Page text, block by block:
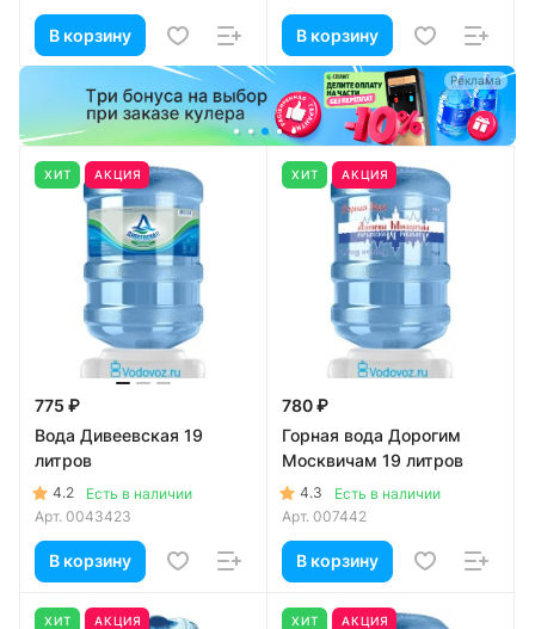
В корзину
Реклама
В корзину
ХИТ АКЦИЯ
775 ₽
Вода Дивеевская 19
литров
4.2
Есть в наличии
Арт. 0043423
В корзину
ХИТ АКЦИЯ
780 ₽
Горная вода Дорогим
Москвичам 19 литров
4.3
Есть в наличии
Арт. 007442
В корзину
ХИТ АКЦИЯ ХИТ АКЦИЯ